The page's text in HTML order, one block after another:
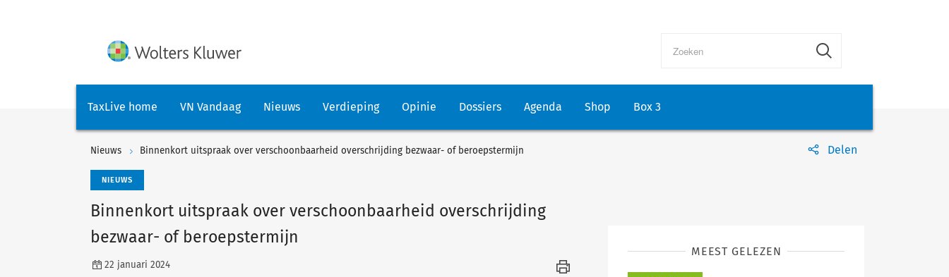
TaxLive home VN Vandaag Nieuws Verdieping Opinie Dossiers Agenda Shop Box 3
Nieuws Binnenkort uitspraak over verschoonbaarheid overschrijding bezwaar- of beroepstermijn Delen
NIEUWS
Binnenkort uitspraak over verschoonbaarheid overschrijding
bezwaar- of beroepstermijn
22 januari 2024
MEEST GELEZEN